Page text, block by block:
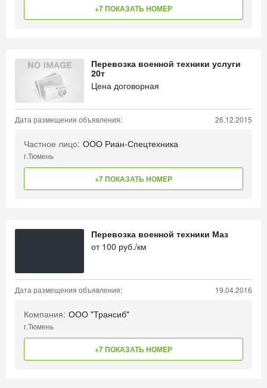
+7 ПОКАЗАТЬ НОМЕР
Перевозка военной техники услуги
20т
Цена договорная
Дата размещения объявления: 26.12.2015
Частное лицо: ООО Риан-Спецтехника
г.Тюмень
+7 ПОКАЗАТЬ НОМЕР
Перевозка военной техники Маз
от 100 руб./км
Дата размещения объявления: 19.04.2016
Компания: ООО "Трансиб"
г.Тюмень
+7 ПОКАЗАТЬ НОМЕР